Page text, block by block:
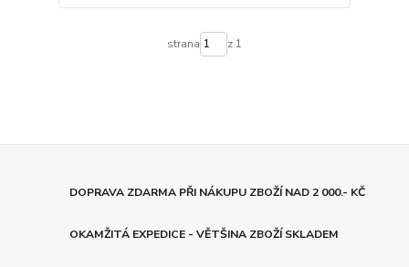
strana z 1
DOPRAVA ZDARMA PŘI NÁKUPU ZBOŽÍ NAD 2 000.- KČ
OKAMŽITÁ EXPEDICE - VĚTŠINA ZBOŽÍ SKLADEM